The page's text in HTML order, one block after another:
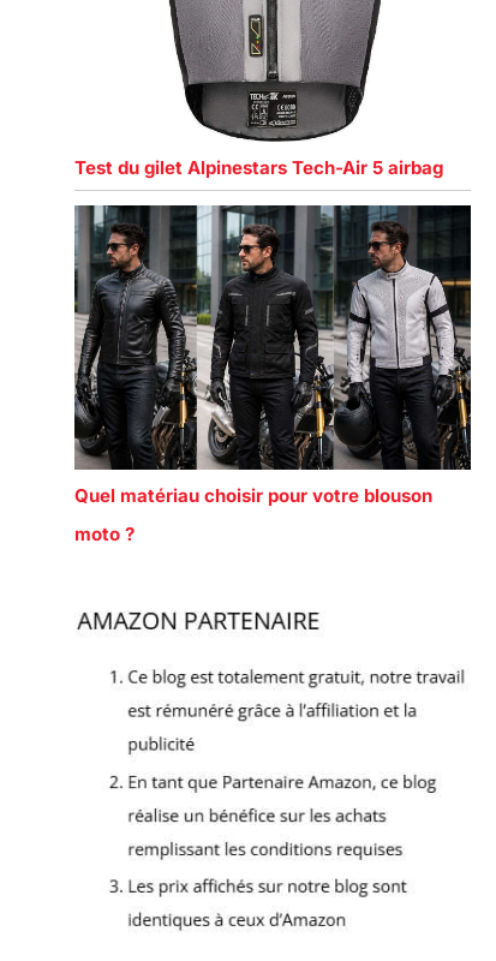
Test du gilet Alpinestars Tech-Air 5 airbag
Quel matériau choisir pour votre blouson
moto ?